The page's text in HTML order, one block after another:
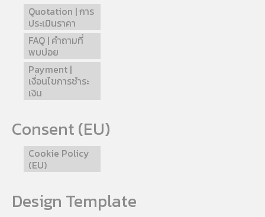
Quotation | การ
ประเมินราคา
FAQ | คำถามที่
พบบ่อย
Payment |
เงื่อนไขการชำระ
เงิน
Consent (EU)
Cookie Policy
(EU)
Design Template